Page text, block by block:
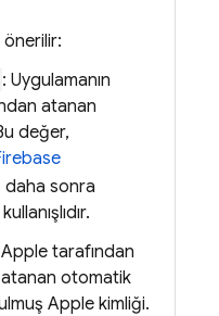
önerilir:
: Uygulamanın
atanan
değer,
daha sonra
tarafından
atanan otomatik
Apple kimliği.